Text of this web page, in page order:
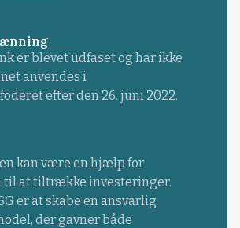
er blevet udfaset og har ikke
anvendes i
efter den 26. juni 2022.
kan være en hjælp for
til at tiltrække investeringer.
er at skabe en ansvarlig
der gavner både